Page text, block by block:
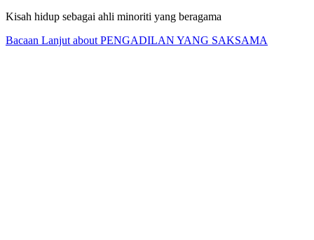
Kisah hidup sebagai ahli minoriti yang beragama
Bacaan Lanjut about PENGADILAN YANG SAKSAMA